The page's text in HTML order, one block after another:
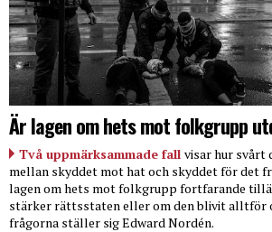
Är lagen om hets mot folkgrupp
Två uppmärksammade fall visar hur svårt
mellan skyddet mot hat och skyddet för det
lagen om hets mot folkgrupp fortfarande
stärker rättsstaten eller om den blivit alltför
frågorna ställer sig Edward Nordén.